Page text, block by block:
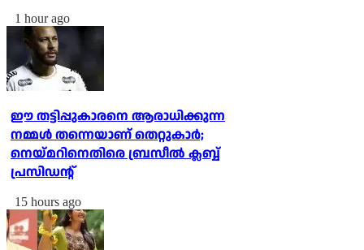
1 hour ago
ഈ തട്ടിപ്പുകാരനെ ആരാധിക്കുന്ന
നമ്മള്‍ തന്നെയാണ് തെറ്റുകാര്‍;
നെയ്മറിനെതിരെ ബ്രസീല്‍ ക്ലബ്ബ്
പ്രസിഡന്റ്
15 hours ago